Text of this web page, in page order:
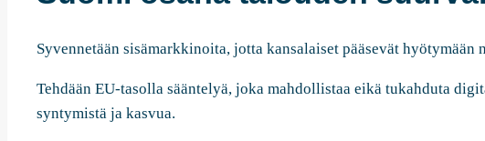
Syvennetään sisämarkkinoita, jotta kansalaiset pääsevät hyötymään
Tehdään EU-tasolla sääntelyä, joka mahdollistaa eikä tukahduta
syntymistä ja kasvua.